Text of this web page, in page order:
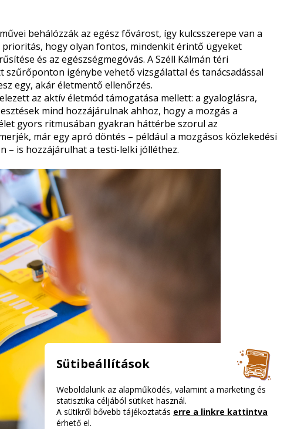
behálózzák az egész fővárost, így kulcsszerepe van a
hogy olyan fontos, mindenkit érintő ügyeket
és az egészségmegóvás. A Széll Kálmán téri
igénybe vehető vizsgálattal és tanácsadással
egy, akár életmentő ellenőrzés.
az aktív életmód támogatása mellett: a gyaloglásra,
mind hozzájárulnak ahhoz, hogy a mozgás a
gyors ritmusában gyakran háttérbe szorul az
már egy apró döntés – például a mozgásos közlekedési
– is hozzájárulhat a testi-lelki jólléthez.
Sütibeállítások
Weboldalunk az alapműködés, valamint a marketing és
statisztika céljából sütiket használ.
A sütikről bővebb tájékoztatás erre a linkre kattintva
érhető el.